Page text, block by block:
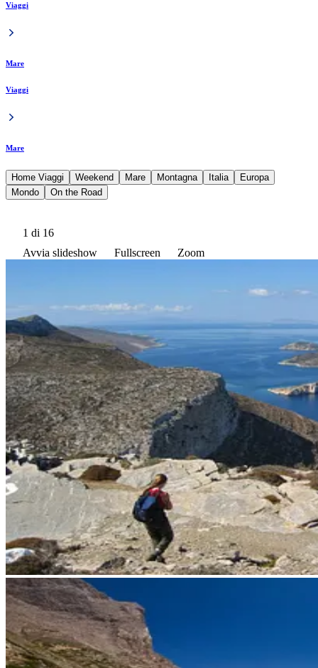
Viaggi
Mare
Viaggi
Mare
Home Viaggi Weekend Mare Montagna Italia
Europa
Mondo
On the Road
1 di 16
Avvia slideshow
Fullscreen Zoom